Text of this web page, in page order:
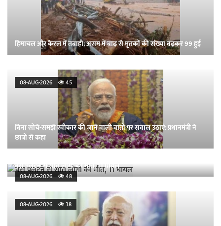
हिमाचल और केरल में तबाही; असम में बाढ़ से मृतकों की संख्या बढ़कर 99 हुई
08-AUG-2026 45
बिना सोचे-समझे स्वीकार की जाने वाली बातों पर सवाल उठाएं: प्रधानमंत्री ने
छात्रों से कहा
08-AUG-2026 48
बस पलटने से सात लोगों की मौत, 11 घायल
08-AUG-2026 38